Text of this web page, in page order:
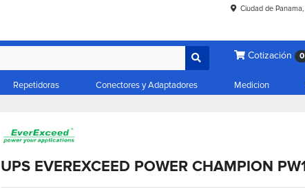
Ciudad de
Cotización 0
Repetidoras Conectores y Adaptadores Medicion
UPS EVEREXCEED POWER CHAMPION